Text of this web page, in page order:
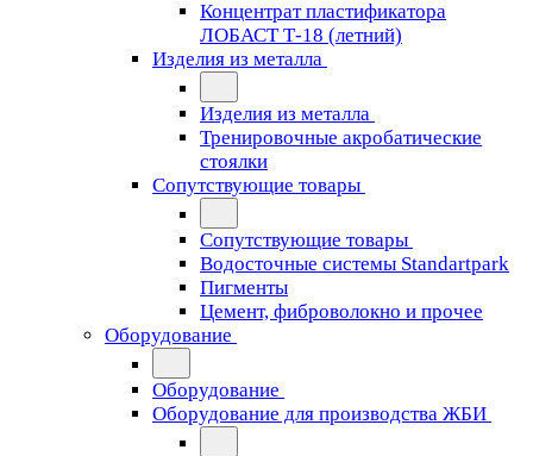
Концентрат пластификатора
ЛОБАСТ Т-18 (летний)
Изделия из металла
Изделия из металла
Тренировочные акробатические
стоялки
Сопутствующие товары
Сопутствующие товары
Водосточные системы Standartpark
Пигменты
Цемент, фиброволокно и прочее
Оборудование
Оборудование
Оборудование для производства ЖБИ